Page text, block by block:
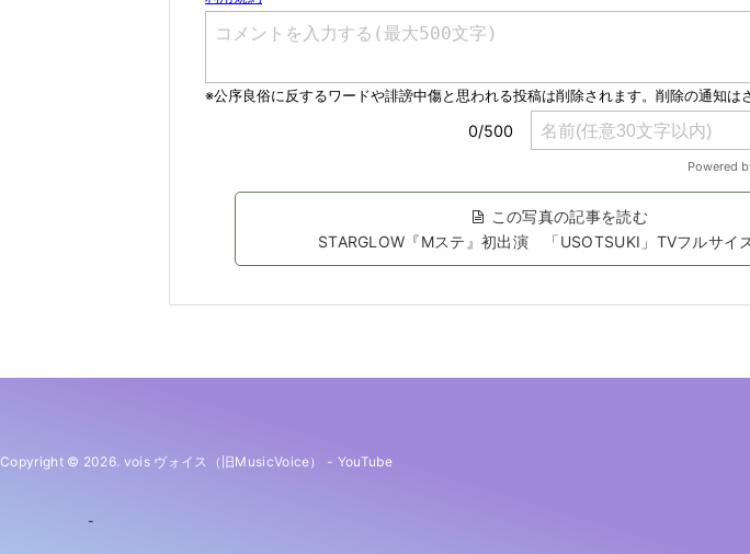
この写真の記事を読む
STARGLOW『Mステ』初出演 「USOTSUKI」TVフルサイ
Copyright © 2026. vois ヴォイス（旧MusicVoice） - YouTube
-